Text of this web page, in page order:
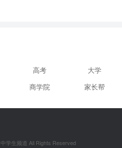
高考
大学
商学院 家长帮
学生频道 All Rights Reserved